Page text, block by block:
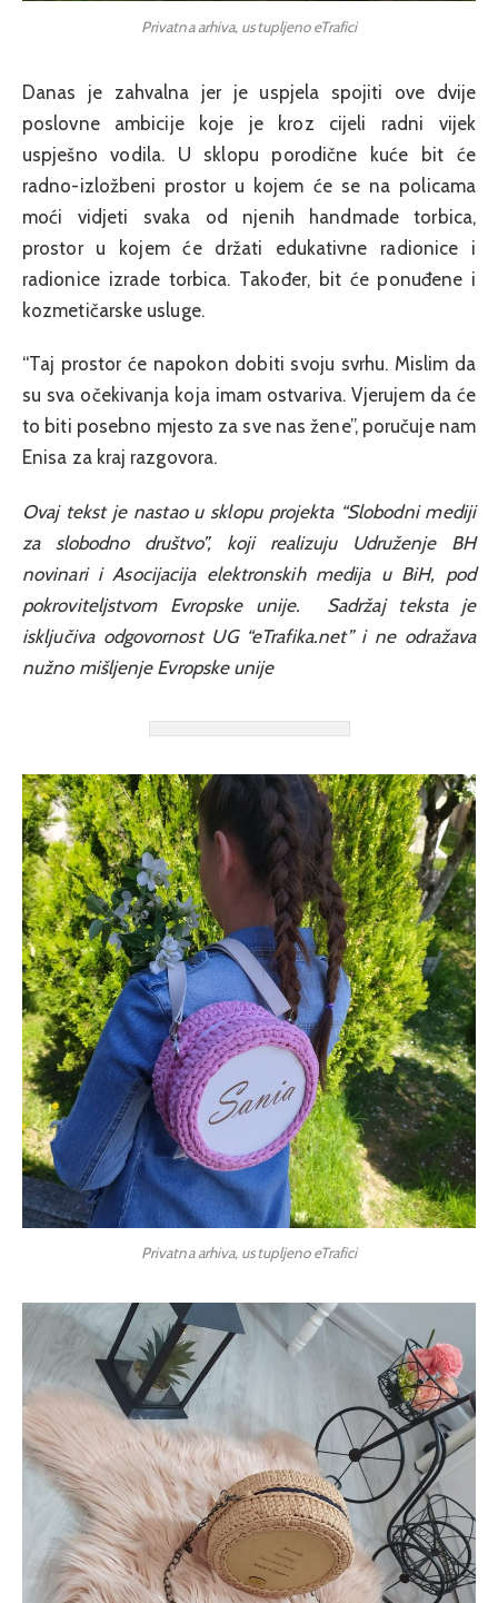
Privatna arhiva, ustupljeno eTrafici
Danas je zahvalna jer je uspjela spojiti ove dvije
poslovne ambicije koje je kroz cijeli radni vijek
uspješno vodila. U sklopu porodične kuće bit će
radno-izložbeni prostor u kojem će se na policama
moći vidjeti svaka od njenih handmade torbica,
prostor u kojem će držati edukativne radionice i
radionice izrade torbica. Također, bit će ponuđene i
kozmetičarske usluge.
“Taj prostor će napokon dobiti svoju svrhu. Mislim da
su sva očekivanja koja imam ostvariva. Vjerujem da će
to biti posebno mjesto za sve nas žene”, poručuje nam
Enisa za kraj razgovora.
Ovaj tekst je nastao u sklopu projekta “Slobodni mediji
za slobodno društvo”, koji realizuju Udruženje BH
novinari i Asocijacija elektronskih medija u BiH, pod
pokroviteljstvom Evropske unije. Sadržaj teksta je
isključiva odgovornost UG “eTrafika.net” i ne odražava
nužno mišljenje Evropske unije
Privatna arhiva, ustupljeno eTrafici